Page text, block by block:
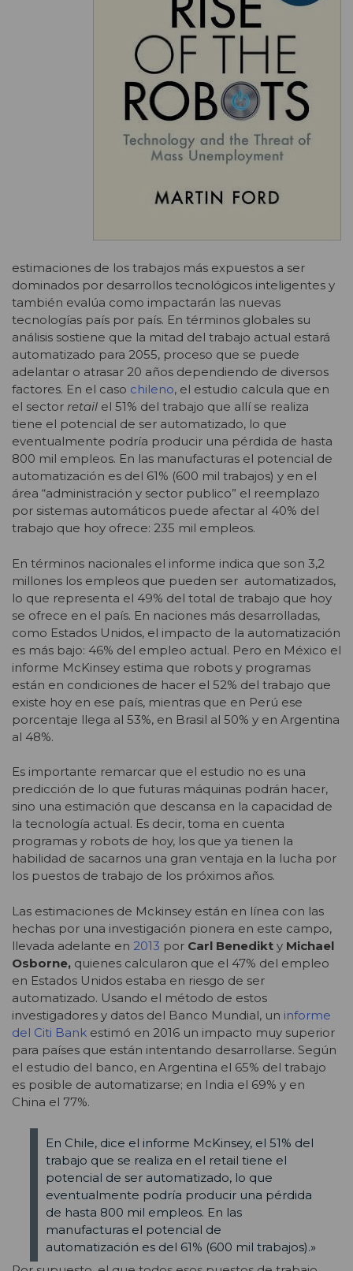
estimaciones de los trabajos más expuestos a ser
dominados por desarrollos tecnológicos inteligentes y
también evalúa como impactarán las nuevas
tecnologías país por país. En términos globales su
análisis sostiene que la mitad del trabajo actual estará
automatizado para 2055, proceso que se puede
adelantar o atrasar 20 años dependiendo de diversos
factores. En el caso chileno, el estudio calcula que en
el sector retail el 51% del trabajo que allí se realiza
tiene el potencial de ser automatizado, lo que
eventualmente podría producir una pérdida de hasta
800 mil empleos. En las manufacturas el potencial de
automatización es del 61% (600 mil trabajos) y en el
área “administración y sector publico” el reemplazo
por sistemas automáticos puede afectar al 40% del
trabajo que hoy ofrece: 235 mil empleos.
En términos nacionales el informe indica que son 3,2
millones los empleos que pueden ser automatizados,
lo que representa el 49% del total de trabajo que hoy
se ofrece en el país. En naciones más desarrolladas,
como Estados Unidos, el impacto de la automatización
es más bajo: 46% del empleo actual. Pero en México el
informe McKinsey estima que robots y programas
están en condiciones de hacer el 52% del trabajo que
existe hoy en ese país, mientras que en Perú ese
porcentaje llega al 53%, en Brasil al 50% y en Argentina
al 48%.
Es importante remarcar que el estudio no es una
predicción de lo que futuras máquinas podrán hacer,
sino una estimación que descansa en la capacidad de
la tecnología actual. Es decir, toma en cuenta
programas y robots de hoy, los que ya tienen la
habilidad de sacarnos una gran ventaja en la lucha por
los puestos de trabajo de los próximos años.
Las estimaciones de Mckinsey están en línea con las
hechas por una investigación pionera en este campo,
llevada adelante en 2013 por Carl Benedikt y Michael
Osborne, quienes calcularon que el 47% del empleo
en Estados Unidos estaba en riesgo de ser
automatizado. Usando el método de estos
investigadores y datos del Banco Mundial, un informe
del Citi Bank estimó en 2016 un impacto muy superior
para países que están intentando desarrollarse. Según
el estudio del banco, en Argentina el 65% del trabajo
es posible de automatizarse; en India el 69% y en
China el 77%.
En Chile, dice el informe McKinsey, el 51% del
trabajo que se realiza en el retail tiene el
potencial de ser automatizado, lo que
eventualmente podría producir una pérdida
de hasta 800 mil empleos. En las
manufacturas el potencial de
automatización es del 61% (600 mil trabajos).»